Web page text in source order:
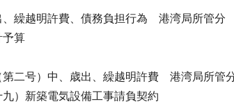
、繰越明許費、債務負担行為 港湾局所管分
予算
第二号）中、歳出、繰越明許費 港湾局所管
）新築電気設備工事請負契約